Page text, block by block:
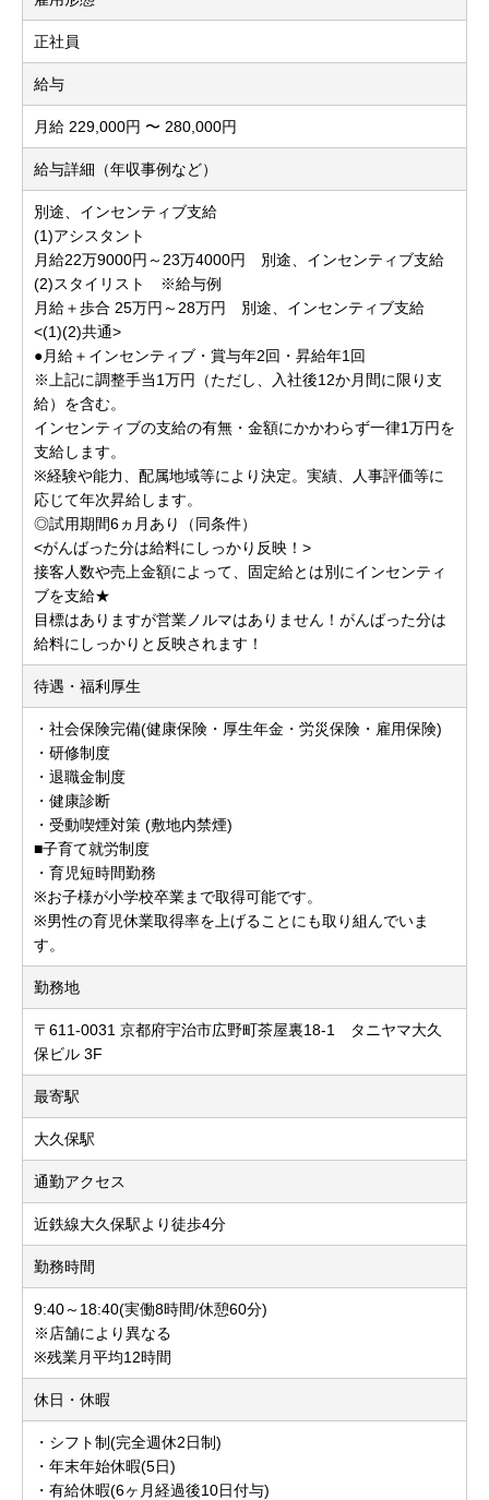
正社員
給与
月給 229,000円 〜 280,000円
給与詳細（年収事例など）
別途、インセンティブ支給
(1)アシスタント
月給22万9000円～23万4000円 別途、インセンティブ支給
(2)スタイリスト ※給与例
月給＋歩合 25万円～28万円 別途、インセンティブ支給
<(1)(2)共通>
●月給＋インセンティブ・賞与年2回・昇給年1回
※上記に調整手当1万円（ただし、入社後12か月間に限り支
給）を含む。
インセンティブの支給の有無・金額にかかわらず一律1万円を
支給します。
※経験や能力、配属地域等により決定。実績、人事評価等に
応じて年次昇給します。
◎試用期間6ヵ月あり（同条件）
<がんばった分は給料にしっかり反映！>
接客人数や売上金額によって、固定給とは別にインセンティ
ブを支給★
目標はありますが営業ノルマはありません！がんばった分は
給料にしっかりと反映されます！
待遇・福利厚生
・社会保険完備(健康保険・厚生年金・労災保険・雇用保険)
・研修制度
・退職金制度
・健康診断
・受動喫煙対策 (敷地内禁煙)
■子育て就労制度
・育児短時間勤務
※お子様が小学校卒業まで取得可能です。
※男性の育児休業取得率を上げることにも取り組んでいま
す。
勤務地
〒611-0031 京都府宇治市広野町茶屋裏18-1 タニヤマ大久
保ビル 3F
最寄駅
大久保駅
通勤アクセス
近鉄線大久保駅より徒歩4分
勤務時間
9:40～18:40(実働8時間/休憩60分)
※店舗により異なる
※残業月平均12時間
休日・休暇
・シフト制(完全週休2日制)
・年末年始休暇(5日)
・有給休暇(6ヶ月経過後10日付与)